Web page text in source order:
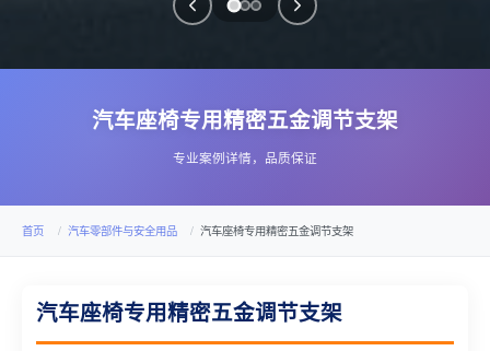
汽车座椅专用精密五金调节支架
专业案例详情，品质保证
首页 汽车零部件与安全用品 汽车座椅专用精密五金调节支架
汽车座椅专用精密五金调节支架